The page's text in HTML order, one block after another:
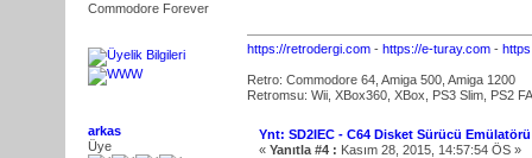
Commodore Forever
https://retrodergi.com - https://e-turay.com -
Retro: Commodore 64, Amiga 500, Amiga 1200
Retromsu: Wii, XBox360, XBox, PS3 Slim, PS2
arkas
Üye
Ynt: SD2IEC - C64 Disket Sürücü Emülatörü
« Yanıtla #4 : Kasım 28, 2015, 14:57:54 ÖS »